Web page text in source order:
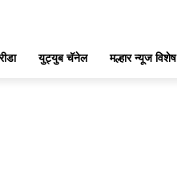
युट्युब चॅनेल मल्हार न्यूज विशेष